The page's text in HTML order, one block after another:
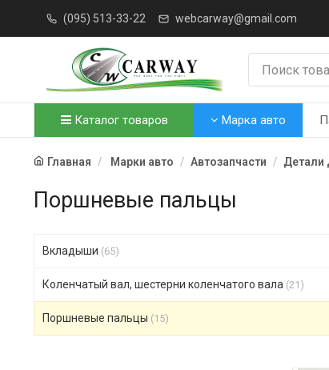
(095) 513-33-22 webcarway@gmail.com
Каталог товаров Марка авто
Главная Марки авто Автозапчасти Детали
Поршневые пальцы
Вкладыши (65)
Коленчатый вал, шестерни коленчатого вала (21)
Поршневые пальцы (15)